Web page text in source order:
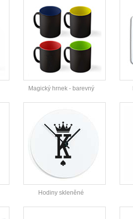
Magický hrnek - barevný
Hodiny skleněné